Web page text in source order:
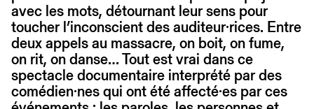
avec les mots, détournant leur sens pour
toucher l’inconscient des auditeur·rices. Entre
deux appels au massacre, on boit, on fume,
on rit, on danse… Tout est vrai dans ce
spectacle documentaire interprété par des
comédien·nes qui ont été affecté·es par ces